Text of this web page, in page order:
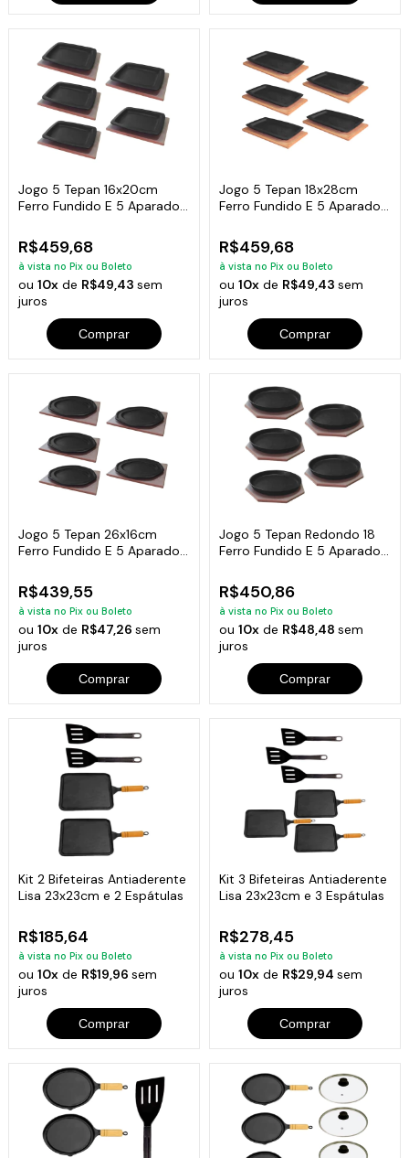
Jogo 5 Tepan 16x20cm
Ferro Fundido E 5 Aparador
R$459,68
à vista no Pix ou Boleto
ou10x de R$49,43sem
juros
Comprar
Jogo 5 Tepan 18x28cm
Ferro Fundido E 5 Aparador
R$459,68
à vista no Pix ou Boleto
ou 10xde R$49,43 sem
juros
Comprar
Jogo 5 Tepan 26x16cm
Ferro Fundido E 5 Aparador
R$439,55
à vista no Pix ou Boleto
ou10x de R$47,26sem
juros
Comprar
Jogo 5 Tepan Redondo 18
Ferro Fundido E 5 Aparador
R$450,86
à vista no Pix ou Boleto
ou 10xde R$48,48 sem
juros
Comprar
Kit 2 Bifeteiras Antiaderente
Lisa 23x23cm e 2 Espátulas
R$185,64
à vista no Pix ou Boleto
ou10x de R$19,96sem
juros
Comprar
Kit 3 Bifeteiras Antiaderente
Lisa 23x23cm e 3 Espátulas
R$278,45
à vista no Pix ou Boleto
ou 10xde R$29,94 sem
juros
Comprar